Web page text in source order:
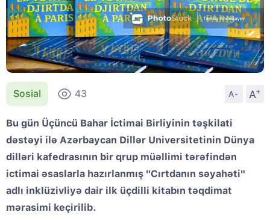
Sosial 43 A- A
+
Bu gün Üçüncü Bahar İctimai Birliyinin təşkilati
dəstəyi ilə Azərbaycan Dillər Universitetinin Dünya
dilləri kafedrasının bir qrup müəllimi tərəfindən
ictimai əsaslarla hazırlanmış "Cırtdanın səyahəti"
adlı inklüzivliyə dair ilk üçdilli kitabın təqdimat
mərasimi keçirilib.